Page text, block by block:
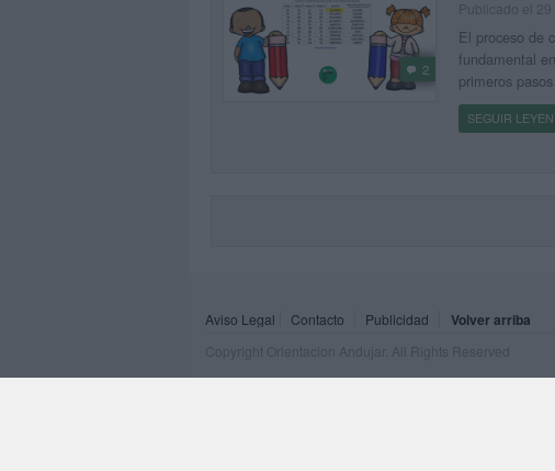
2
El proceso de
fundamental
primeros
SEGUIR
Aviso Legal Contacto Publicidad Volver arriba